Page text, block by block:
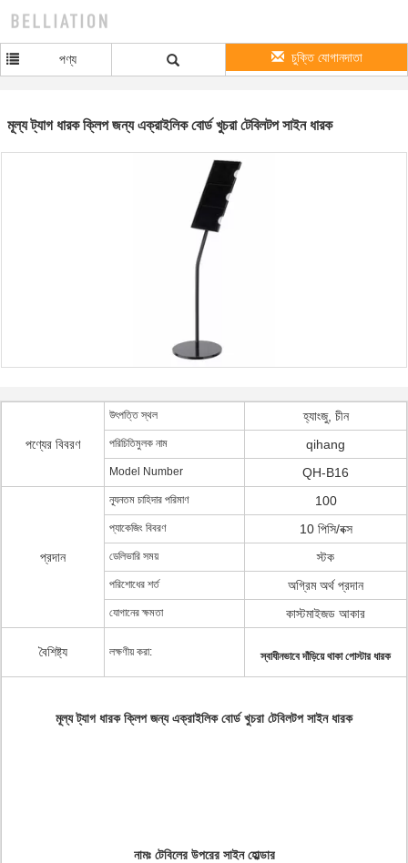
পণ্য চুক্তি যোগানদাতা
মূল্য ট্যাগ ধারক ক্লিপ জন্য এক্রাইলিক বোর্ড খুচরা টেবিলটপ সাইন ধারক
পণ্যের বিবরণ
উৎপত্তি স্থল হ্যাংজু, চীন
পরিচিতিমুলক নাম qihang
Model Number QH-B16
প্রদান
ন্যূনতম চাহিদার পরিমাণ 100
প্যাকেজিং বিবরণ 10 পিসি/বক্স
ডেলিভারি সময় স্টক
পরিশোধের শর্ত অগ্রিম অর্থ প্রদান
যোগানের ক্ষমতা কাস্টমাইজড আকার
বৈশিষ্ট্য লক্ষণীয় করা: স্বাধীনভাবে দাঁড়িয়ে থাকা পোস্টার ধারক
মূল্য ট্যাগ ধারক ক্লিপ জন্য এক্রাইলিক বোর্ড খুচরা টেবিলটপ সাইন ধারক
নামঃ টেবিলের উপরের সাইন হোল্ডার